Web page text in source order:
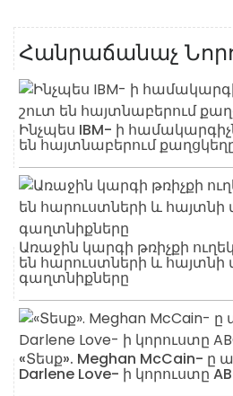
Հանրաճանաչ
Ինչպես IBM- ի
են հայտնաբերում
Առաջին կարգի թռիչքի
են հարուստների և
գաղտնիքները
«Տեսք». Meghan McCain- ը
Darlene Love- ի կորուստը